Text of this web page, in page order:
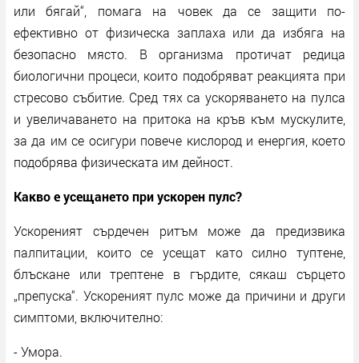
или бягай“, помага на човек да се защити по-
ефективно от физическа заплаха или да избяга на
безопасно място. В организма протичат редица
биологични процеси, които подобряват реакцията при
стресово събитие. Сред тях са ускоряването на пулса
и увеличаването на притока на кръв към мускулите,
за да им се осигури повече кислород и енергия, което
подобрява физическата им дейност.
Какво е усещането при ускорен пулс?
Ускореният сърдечен ритъм може да предизвика
палпитации, които се усещат като силно туптене,
блъскане или трептене в гърдите, сякаш сърцето
„препуска“. Ускореният пулс може да причини и други
симптоми, включително:
- Умора.